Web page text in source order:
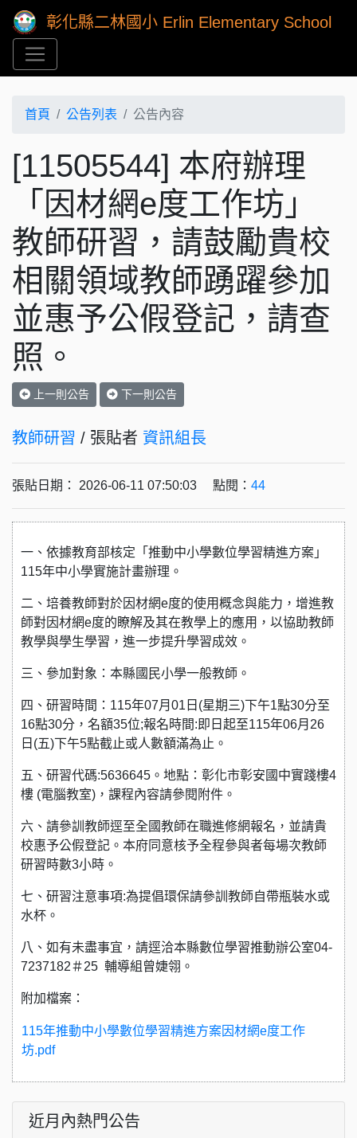
彰化縣二林國小 Erlin Elementary School
首頁 公告列表 公告內容
[11505544] 本府辦理
「因材網e度工作坊」
教師研習，請鼓勵貴校
相關領域教師踴躍參加
並惠予公假登記，請查
照。
上一則公告 下一則公告
教師研習 / 張貼者 資訊組長
張貼日期： 2026-06-11 07:50:03 點閱： 44
一、依據教育部核定「推動中小學數位學習精進方案」
115年中小學實施計畫辦理。
二、培養教師對於因材網e度的使用概念與能力，增進教
師對因材網e度的瞭解及其在教學上的應用，以協助教師
教學與學生學習，進一步提升學習成效。
三、參加對象：本縣國民小學一般教師。
四、研習時間：115年07月01日(星期三)下午1點30分至
16點30分，名額35位;報名時間:即日起至115年06月26
日(五)下午5點截止或人數額滿為止。
五、研習代碼:5636645。地點：彰化市彰安國中實踐樓4
樓 (電腦教室)，課程內容請參閱附件。
六、請參訓教師逕至全國教師在職進修網報名，並請貴
校惠予公假登記。本府同意核予全程參與者每場次教師
研習時數3小時。
七、研習注意事項:為提倡環保請參訓教師自帶瓶裝水或
水杯。
八、如有未盡事宜，請逕洽本縣數位學習推動辦公室04-
7237182＃25 輔導組曾婕翎。
附加檔案：
115年推動中小學數位學習精進方案因材網e度工作
坊.pdf
近月內熱門公告